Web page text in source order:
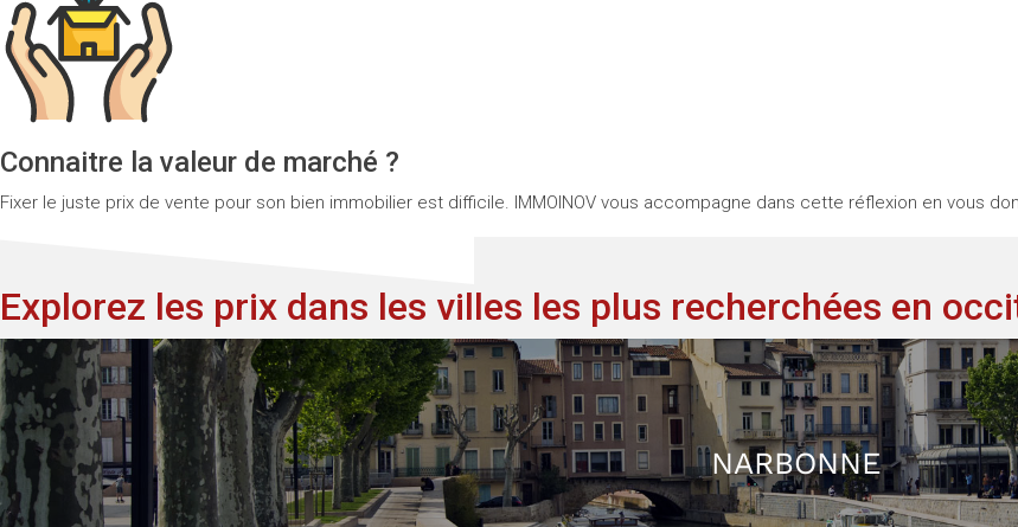
Connaitre la valeur de marché ?
Fixer le juste prix de vente pour son bien immobilier est difficile. IMMOINOV vous accompagne dans cette réflexion en vous
Explorez les prix dans les villes les plus recherchées en
NARBONNE